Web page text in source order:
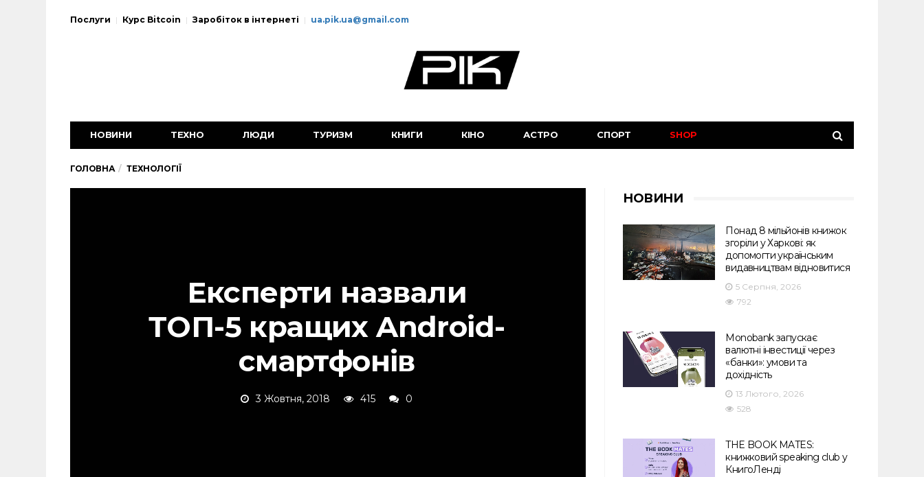
Послуги Курс Bitcoin Заробіток в інтернеті ua.pik.ua@gmail.com
НОВИНИ ТЕХНО ЛЮДИ ТУРИЗМ КНИГИ КІНО АСТРО СПОРТ SHOP
ГОЛОВНА ТЕХНОЛОГІЇ
Експерти назвали
ТОП-5 кращих Android-
смартфонів
3 Жовтня, 2018 415 0
НОВИНИ
Понад 8 мільйонів книжок
згоріли у Харкові: як
допомогти українським
видавництвам відновитися
5 Серпня, 2026
792
Monobank запускає
валютні інвестиції через
«банки»: умови та
дохідність
13 Лютого, 2026
528
THE BOOK MATES:
книжковий speaking club у
КнигоЛенді